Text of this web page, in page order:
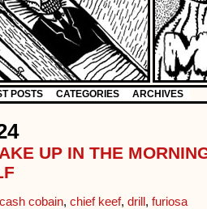
POSTS CATEGORIES ARCHIVES
UP IN THE
cash cobain, chief keef, drill , furiosa